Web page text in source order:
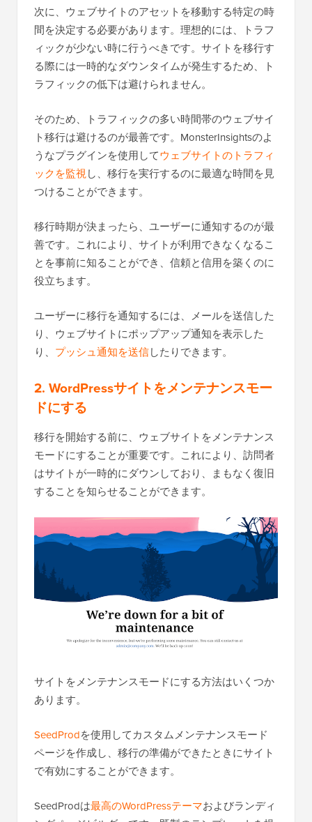
次に、ウェブサイトのアセットを移動する特定の時
間を決定する必要があります。理想的には、トラフ
ィックが少ない時に行うべきです。サイトを移行す
る際には一時的なダウンタイムが発生するため、ト
ラフィックの低下は避けられません。
そのため、トラフィックの多い時間帯のウェブサイ
ト移行は避けるのが最善です。MonsterInsightsのよ
うなプラグインを使用してウェブサイトのトラフィ
ックを監視し、移行を実行するのに最適な時間を見
つけることができます。
移行時期が決まったら、ユーザーに通知するのが最
善です。これにより、サイトが利用できなくなるこ
とを事前に知ることができ、信頼と信用を築くのに
役立ちます。
ユーザーに移行を通知するには、メールを送信した
り、ウェブサイトにポップアップ通知を表示した
り、 プッシュ通知を送信したりできます。
2. WordPressサイトをメンテナンスモー
ドにする
移行を開始する前に、ウェブサイトをメンテナンス
モードにすることが重要です。これにより、訪問者
はサイトが一時的にダウンしており、まもなく復旧
することを知らせることができます。
サイトをメンテナンスモードにする方法はいくつか
あります。
SeedProdを使用してカスタムメンテナンスモード
ページを作成し、移行の準備ができたときにサイト
で有効にすることができます。
SeedProdは最高のWordPressテーマおよびランディ